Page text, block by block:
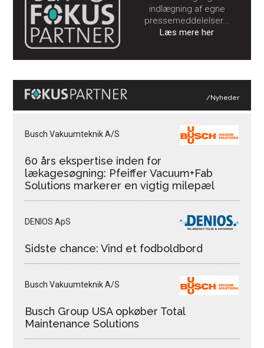
indlægning af egne
pressemeddelelser...
Læs mere her
/Nyheder
Busch Vakuumteknik A/S
60 års ekspertise inden for
lækagesøgning: Pfeiffer Vacuum+Fab
Solutions markerer en vigtig milepæl
DENIOS ApS
Sidste chance: Vind et fodboldbord
Busch Vakuumteknik A/S
Busch Group USA opkøber Total
Maintenance Solutions